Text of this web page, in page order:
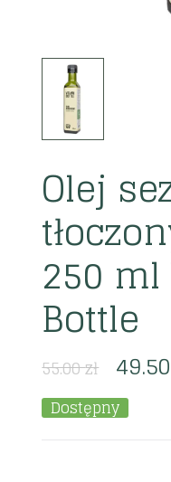
Olej
250
Bottle
55.00zł
Dostępny